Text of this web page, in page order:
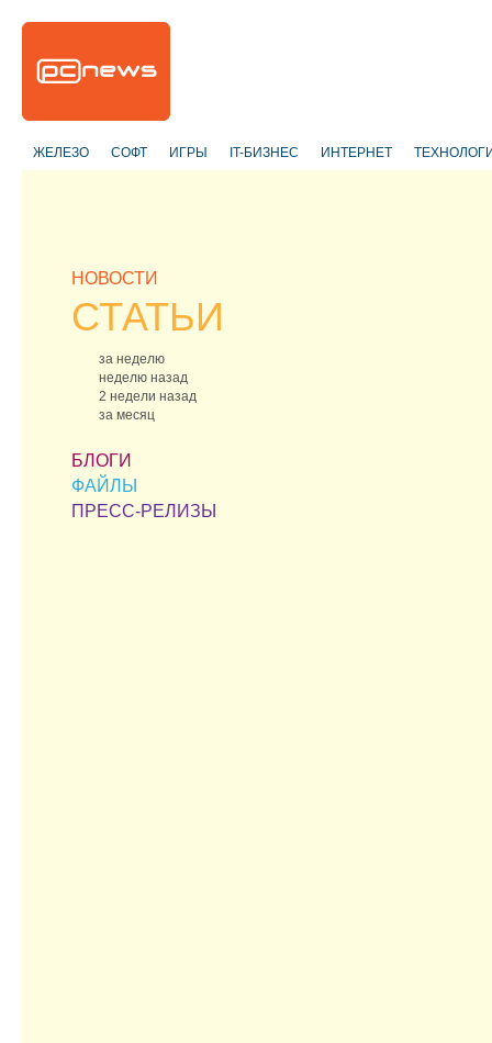
ЖЕЛЕЗО СОФТ ИГРЫ IT-БИЗНЕС ИНТЕРНЕТ
НОВОСТИ
СТАТЬИ
за неделю
неделю назад
2 недели назад
за месяц
БЛОГИ
ФАЙЛЫ
ПРЕСС-РЕЛИЗЫ